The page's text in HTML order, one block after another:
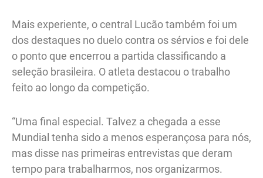
Mais experiente, o central Lucão também foi um
dos destaques no duelo contra os sérvios e foi dele
o ponto que encerrou a partida classificando a
seleção brasileira. O atleta destacou o trabalho
feito ao longo da competição.
“Uma final especial. Talvez a chegada a esse
Mundial tenha sido a menos esperançosa para nós,
mas disse nas primeiras entrevistas que deram
tempo para trabalharmos, nos organizarmos.